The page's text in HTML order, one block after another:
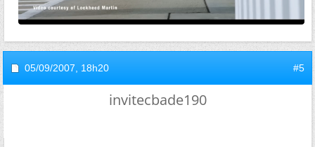
05/09/2007, 18h20 #5
invitecbade190